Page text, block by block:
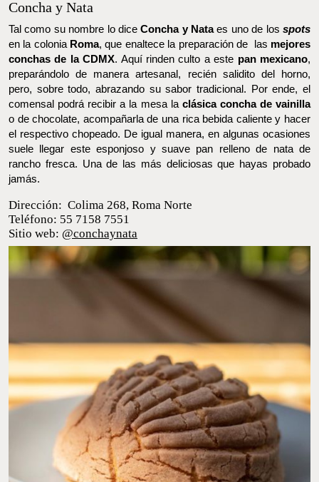
Concha y Nata
Tal como su nombre lo diceConcha y Nataes uno de losspotsen
la coloniaRoma, que enaltece la preparación de las mejores
conchas de la CDMX. Aquí rinden culto a estepan mexicano
preparándolo de manera artesanal, recién salidito del horno,
pero, sobre todo, abrazando su sabor tradicional. Por ende, el
comensal podrá recibir a la mesa laclásica concha de vainillao
de chocolate, acompañarla de una rica bebida caliente y hacer el
respectivo chopeado. De igual manera, en algunas ocasiones
suele llegar este esponjoso y suave pan relleno de nata de
rancho fresca. Una de las más deliciosas que hayas probado
jamás.
Dirección: Colima 268, Roma Norte
Teléfono: 55 7158 7551
Sitio web:@conchaynata